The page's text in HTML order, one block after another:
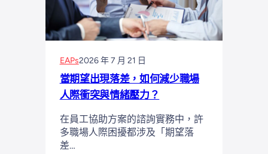
EAPs2026 年 7 月 21 日
當期望出現落差，如何減少職場
人際衝突與情緒壓力？
在員工協助方案的諮詢實務中，許
多職場人際困擾都涉及「期望落
差…